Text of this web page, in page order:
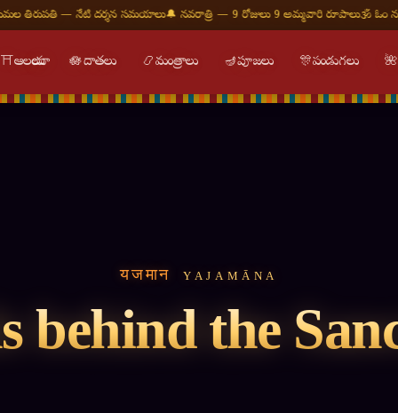
— నేటి దర్శన సమయాలు🔔 నవరాత్రి — 9 రోజులు 9 అమ్మవారి రూపాలు🕉 ఓం నమః
⛩ఆలయాలు 🪷దాతలు 📿మంత్రాలు 🪔పూజలు 🎊పండుగలు 🌺
यजमान YAJAMĀNA
behind the